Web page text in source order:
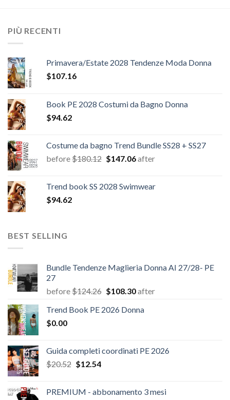
PIÙ RECENTI
Primavera/Estate 2028 Tendenze Moda Donna
$107.16
Book PE 2028 Costumi da Bagno Donna
$94.62
Costume da bagno Trend Bundle SS28 + SS27
before$180.12 Il
era:
$147.06Il
è:
after
Trend book SS 2028 Swimwear
$94.62
BEST SELLING
Bundle Tendenze Maglieria Donna AI 27/28- PE
27
before$124.26 Il
originale
$108.30Il
attuale
after
Trend Book PE 2026 Donna
$0.00
Guida completi coordinati PE 2026
$20.52 Il
era:
$12.54Il
è:
PREMIUM - abbonamento 3 mesi